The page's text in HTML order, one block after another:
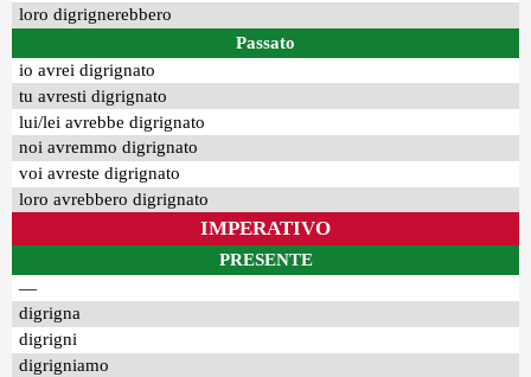
loro digrignerebbero
Passato
io avrei digrignato
tu avresti digrignato
lui/lei avrebbe digrignato
noi avremmo digrignato
voi avreste digrignato
loro avrebbero digrignato
IMPERATIVO
PRESENTE
—
digrigna
digrigni
digrigniamo